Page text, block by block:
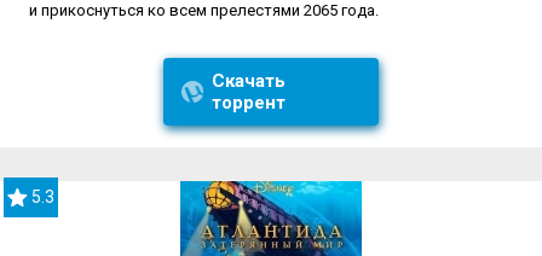
и прикоснуться ко всем прелестями 2065 года.
Скачать
торрент
5.3